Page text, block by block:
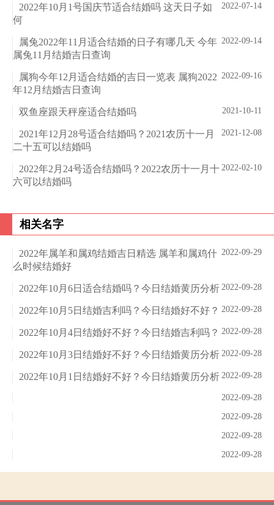
2022-07-14
2022年10月1号国庆节适合结婚吗 这天日子如
何
2022-09-14
属兔2022年11月适合结婚的日子有哪几天 今年
属兔11月结婚吉日查询
2022-09-16
属狗今年12月适合结婚的吉日一览表 属狗2022
年12月结婚吉日查询
2021-10-11
双鱼座跟天秤座适合结婚吗
2021-12-08
2021年12月28号适合结婚吗？2021农历十一月
二十五可以结婚吗
2022-02-10
2022年2月24号适合结婚吗？2022农历十一月十
六可以结婚吗
相关名字
2022-09-29
2022年属羊和属鸡结婚吉日精选 属羊和属鸡什
么时候结婚好
2022-09-28
2022年10月6日适合结婚吗？今日结婚黄历分析
2022-09-28
2022年10月5日结婚吉利吗？今日结婚好不好？
2022-09-28
2022年10月4日结婚好不好？今日结婚吉利吗？
2022-09-28
2022年10月3日结婚好不好？今日结婚黄历分析
2022-09-28
2022年10月1日结婚好不好？今日结婚黄历分析
2022-09-28
2022-09-28
2022-09-28
2022-09-28